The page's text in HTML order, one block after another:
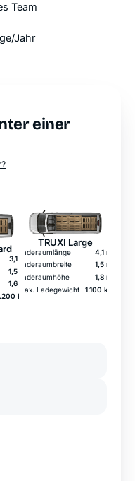
Team
Jahr
einer
3,1 m
1,5 m
1,6 m
kg
TRUXI Large
Laderaumlänge
4,1 m
Laderaumbreite
1,5 m
Laderaumhöhe
1,8 m
max. Ladegewicht
1.100 kg